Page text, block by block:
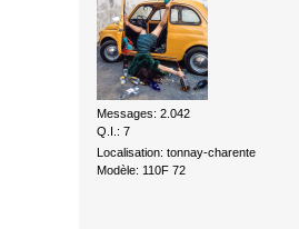
Messages: 2.042
Q.I.: 7
Localisation: tonnay-charente
Modèle: 110F 72